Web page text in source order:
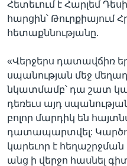
Հետեւում է Հարլեմ
հարցին՝ Թուրքիայում
հետաքննությանը.
«Վերջերս դատավճիռ
սպանության մեջ
նկատմամբ՝ դա շատ
դեռեւս այդ
բոլոր մարդիկ են
դատապարտվել:
կարեւոր է
անց ի վերջո հասնել